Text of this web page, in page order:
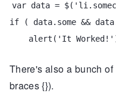
var data =
if ( data.some &&
alert('It
There's also a bunch
braces {}).